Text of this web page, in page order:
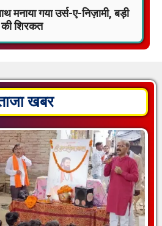
गया उर्स-ए-निज़ामी, बड़ी
शिरकत
खबर